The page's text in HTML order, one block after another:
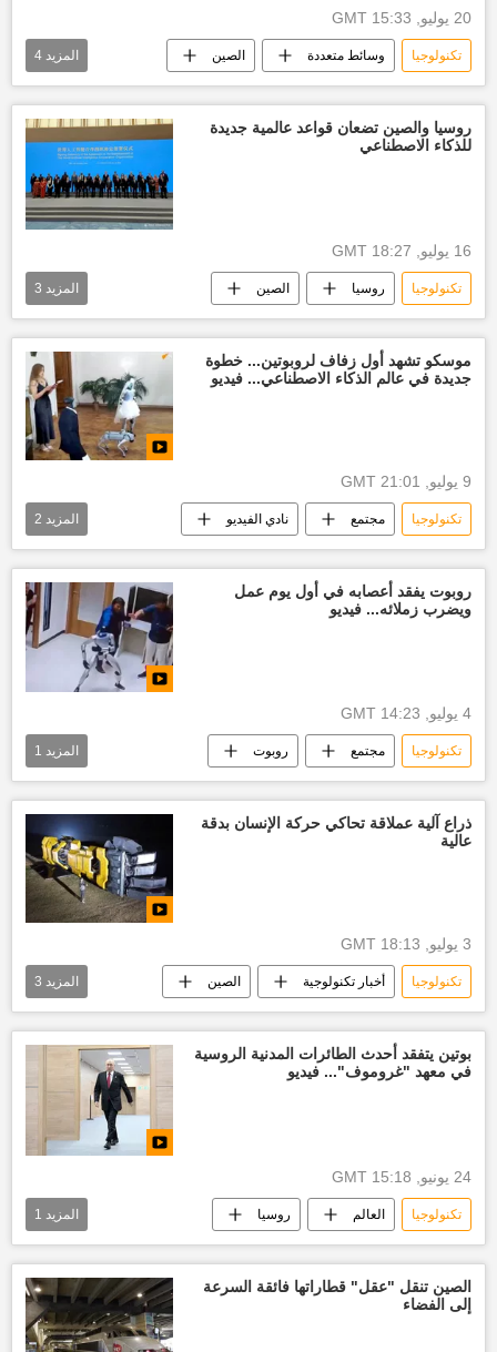
20 يوليو, 15:33 GMT
تكنولوجيا وسائط متعددة الصين
روبوت العالم تكنولوجيا المعلومات
صناعة الروبوت
المزيد 4
روسيا والصين تضعان قواعد عالمية جديدة
للذكاء الاصطناعي
16 يوليو, 18:27 GMT
تكنولوجيا روسيا الصين
الذكاء الإصطناعي العالم مجتمع
المزيد 3
موسكو تشهد أول زفاف لروبوتين... خطوة
جديدة في عالم الذكاء الاصطناعي... فيديو
9 يوليو, 21:01 GMT
تكنولوجيا مجتمع نادي الفيديو
موسكو روسيا
المزيد 2
روبوت يفقد أعصابه في أول يوم عمل
ويضرب زملائه... فيديو
4 يوليو, 14:23 GMT
تكنولوجيا مجتمع روبوت
نادي الفيديو العالم
المزيد 1
ذراع آلية عملاقة تحاكي حركة الإنسان بدقة
عالية
3 يوليو, 18:13 GMT
تكنولوجيا أخبار تكنولوجية الصين
مجتمع ذراع روبوت
المزيد 3
بوتين يتفقد أحدث الطائرات المدنية الروسية
في معهد "غروموف"... فيديو
24 يونيو, 15:18 GMT
تكنولوجيا العالم روسيا
صناعة الطائرات
المزيد 1
الصين تنقل "عقل" قطاراتها فائقة السرعة
إلى الفضاء